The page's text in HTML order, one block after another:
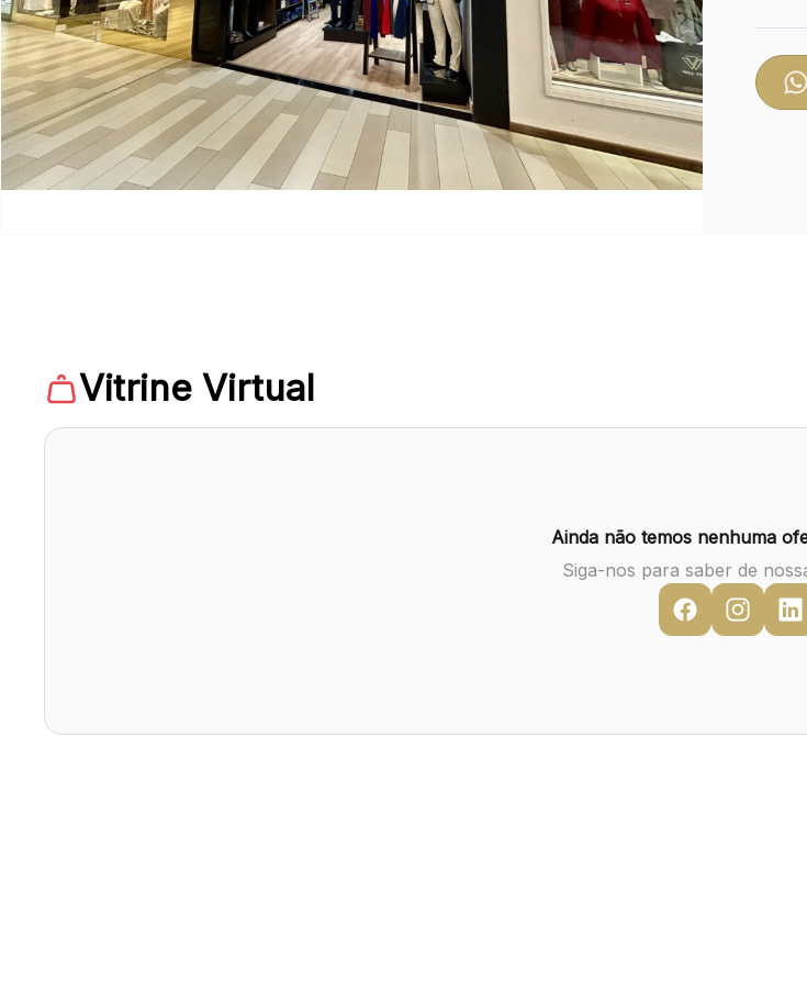
Vitrine Virtual
Ainda não temos nenhuma
Siga-nos para saber de